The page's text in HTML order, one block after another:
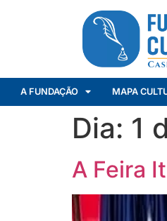
A FUNDAÇÃO MAPA
Dia: 1
A Feira